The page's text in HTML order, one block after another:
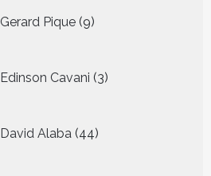
Gerard Pique 9
producten
Edinson Cavani 3
producten
David Alaba 44
producten